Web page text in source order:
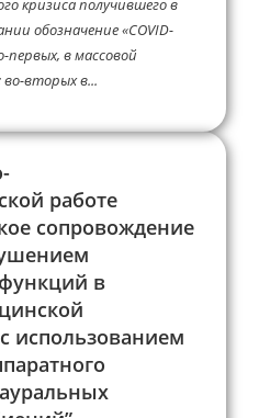
кризиса получившего в
обозначение «COVID-
первых, в массовой
вторых в...
работе
сопровождение
в
использованием